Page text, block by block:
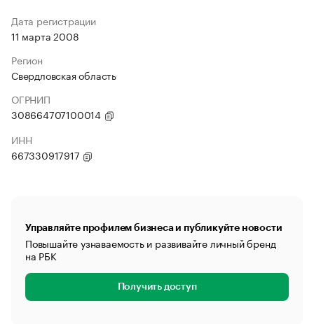
Дата регистрации
11 марта 2008
Регион
Свердловская область
ОГРНИП
308664707100014
ИНН
667330917917
Управляйте профилем бизнеса и публикуйте новости
Повышайте узнаваемость и развивайте личный бренд
на РБК
Получить доступ